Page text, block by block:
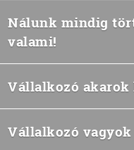
Nálunk mindig
valami!
Vállalkozó akarok
Vállalkozó vagyok